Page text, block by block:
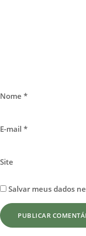
Nome *
E-mail *
Site
Salvar meus dados